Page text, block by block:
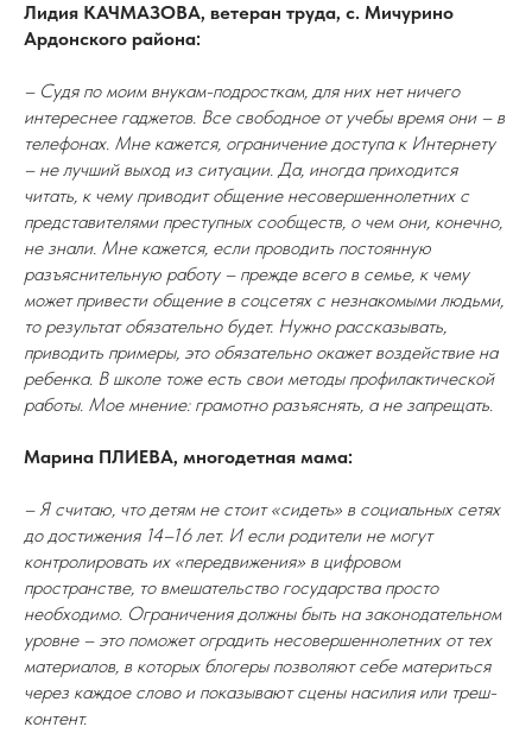
Лидия КАЧМАЗОВА, ветеран труда, с. Мичурино
Ардонского района:
– Судя по моим внукам-подросткам, для них нет ничего
интереснее гаджетов. Все свободное от учебы время они – в
телефонах. Мне кажется, ограничение доступа к Интернету
– не лучший выход из ситуации. Да, иногда приходится
читать, к чему приводит общение несовершеннолетних с
представителями преступных сообществ, о чем они, конечно,
не знали. Мне кажется, если проводить постоянную
разъяснительную работу – прежде всего в семье, к чему
может привести общение в соцсетях с незнакомыми людьми,
то результат обязательно будет. Нужно рассказывать,
приводить примеры, это обязательно окажет воздействие на
ребенка. В школе тоже есть свои методы профилактической
работы. Мое мнение: грамотно разъяснять, а не запрещать.
Марина ПЛИЕВА, многодетная мама:
– Я считаю, что детям не стоит «сидеть» в социальных сетях
до достижения 14–16 лет. И если родители не могут
контролировать их «передвижения» в цифровом
пространстве, то вмешательство государства просто
необходимо. Ограничения должны быть на законодательном
уровне – это поможет оградить несовершеннолетних от тех
материалов, в которых блогеры позволяют себе материться
через каждое слово и показывают сцены насилия или треш-
контент.